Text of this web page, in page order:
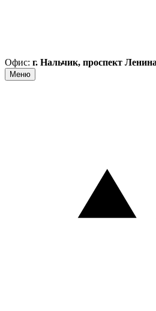
Офис: г. Нальчик, проспект
Меню